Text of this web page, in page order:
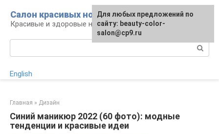
контенту
Салон красивых ногтей
Красивые и здоровые ногти: уход и декор
English
Главная » Дизайн
Синий маникюр 2022 (60 фото): модные
тенденции и красивые идеи
Для любых предложений по
сайту: beauty-color-
salon@cp9.ru